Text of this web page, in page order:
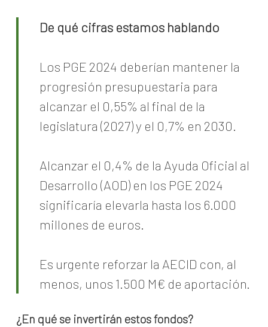
De qué cifras estamos hablando
Los PGE 2024 deberían mantener la
progresión presupuestaria para
alcanzar el 0,55% al final de la
legislatura (2027) y el 0,7% en 2030.
Alcanzar el 0,4% de la Ayuda Oficial al
Desarrollo (AOD) en los PGE 2024
significaría elevarla hasta los 6.000
millones de euros.
Es urgente reforzar la AECID con, al
menos, unos 1.500 M€ de aportación.
¿En qué se invertirán estos fondos?